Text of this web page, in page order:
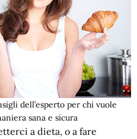
dell’esperto per chi vuole
sana e sicura
a dieta, o a fare